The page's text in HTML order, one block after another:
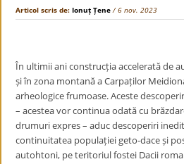
Articol scris de:Ionuț Țene / 6 nov. 2023
În ultimii ani construcția accelerată de
și în zona montană a Carpaților
arheologice frumoase. Aceste
– acestea vor continua odată cu
drumuri expres – aduc descoperiri
continuitatea populației geto-dace și
autohtoni, pe teritoriul fostei Dacii